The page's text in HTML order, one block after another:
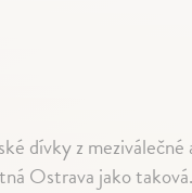
dívky z
Ostrava jako